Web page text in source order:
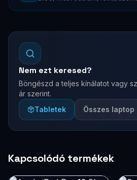
Nem ezt keresed?
Böngészd a teljes kínálatot vagy
ár szerint.
Tabletek
Összes laptop
Kapcsolódó termékek